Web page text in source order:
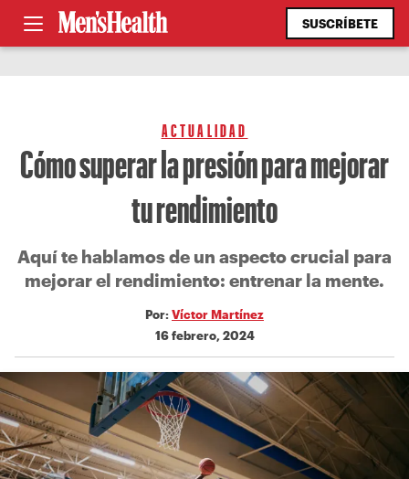
SUSCRÍBETE
ACTUALIDAD
Cómo superar la presión para mejorar
tu rendimiento
Aquí te hablamos de un aspecto crucial para
mejorar el rendimiento: entrenar la mente.
Por: Víctor Martínez
16 febrero, 2024